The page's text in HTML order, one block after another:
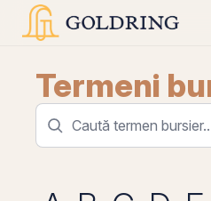
Termeni